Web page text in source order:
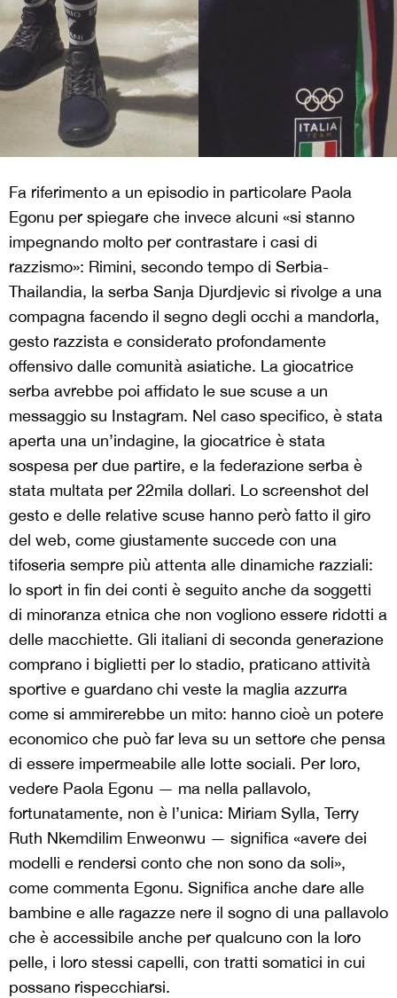
Fa riferimento a un episodio in particolare Paola
Egonu per spiegare che invece alcuni «si stanno
impegnando molto per contrastare i casi di
razzismo»: Rimini, secondo tempo di Serbia-
Thailandia, la serba Sanja Djurdjevic si rivolge a una
compagna facendo il segno degli occhi a mandorla,
gesto razzista e considerato profondamente
offensivo dalle comunità asiatiche. La giocatrice
serba avrebbe poi affidato le sue scuse a un
messaggio su Instagram. Nel caso specifico, è stata
aperta una un’indagine, la giocatrice è stata
sospesa per due partire, e la federazione serba è
stata multata per 22mila dollari. Lo screenshot del
gesto e delle relative scuse hanno però fatto il giro
del web, come giustamente succede con una
tifoseria sempre più attenta alle dinamiche razziali:
lo sport in fin dei conti è seguito anche da soggetti
di minoranza etnica che non vogliono essere ridotti a
delle macchiette. Gli italiani di seconda generazione
comprano i biglietti per lo stadio, praticano attività
sportive e guardano chi veste la maglia azzurra
come si ammirerebbe un mito: hanno cioè un potere
economico che può far leva su un settore che pensa
di essere impermeabile alle lotte sociali. Per loro,
vedere Paola Egonu — ma nella pallavolo,
fortunatamente, non è l’unica: Miriam Sylla, Terry
Ruth Nkemdilim Enweonwu — significa «avere dei
modelli e rendersi conto che non sono da soli»,
come commenta Egonu. Significa anche dare alle
bambine e alle ragazze nere il sogno di una pallavolo
che è accessibile anche per qualcuno con la loro
pelle, i loro stessi capelli, con tratti somatici in cui
possano rispecchiarsi.